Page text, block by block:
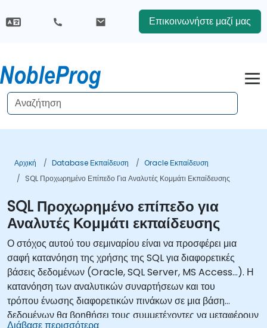
Επικοινωνήστε μαζί μας
Αρχική Database Εκπαίδευση
Oracle Εκπαίδευση
SQL Προχωρημένο Επίπεδο Για Αναλυτές Κομμάτι Εκπαίδευσης
SQL Προχωρημένο επίπεδο για
Αναλυτές Κομμάτι εκπαίδευσης
Ο στόχος αυτού του σεμιναρίου είναι να προσφέρει μια
σαφή κατανόηση της χρήσης της SQL για διαφορετικές
βάσεις δεδομένων (Oracle, SQL Server, MS Access...). Η
κατανόηση των αναλυτικών συναρτήσεων και του
τρόπου ένωσης διαφορετικών πινάκων σε μια βάση
δεδομένων θα βοηθήσει τους συμμετέχοντες να μεταφέρουν